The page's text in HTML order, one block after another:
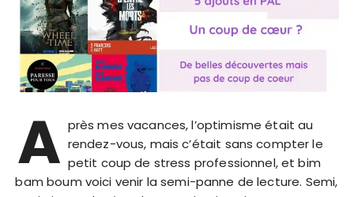
A près mes vacances, l’optimisme était au
rendez-vous, mais c’était sans compter le
petit coup de stress professionnel, et bim
bam boum voici venir la semi-panne de lecture. Semi,